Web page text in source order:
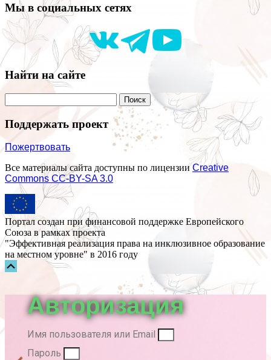
Мы в социальных сетях
Найти на сайте
Поддержать проект
Пожертвовать
Все материалы сайта доступны по лицензииCreative
Commons СС-BY-SA 3.0
Портал создан при финансовой поддержке Европейского
Союза в рамках проекта
"Эффективная реализация права на инклюзивное образование
на местном уровне" в 2016 году
Прокрутка
Авторизация
Имя пользователя или Email
Пароль